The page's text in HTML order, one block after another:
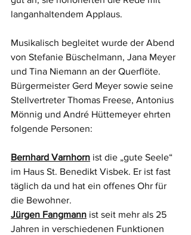
langanhaltendem Applaus.
Musikalisch begleitet wurde der Abend
von Stefanie Büschelmann, Jana Meyer
und Tina Niemann an der Querflöte.
Bürgermeister Gerd Meyer sowie seine
Stellvertreter Thomas Freese, Antonius
Mönnig und André Hüttemeyer ehrten
folgende Personen:
Bernhard Varnhorn ist die „gute Seele“
im Haus St. Benedikt Visbek. Er ist fast
täglich da und hat ein offenes Ohr für
die Bewohner.
Jürgen Fangmann ist seit mehr als 25
Jahren in verschiedenen Funktionen